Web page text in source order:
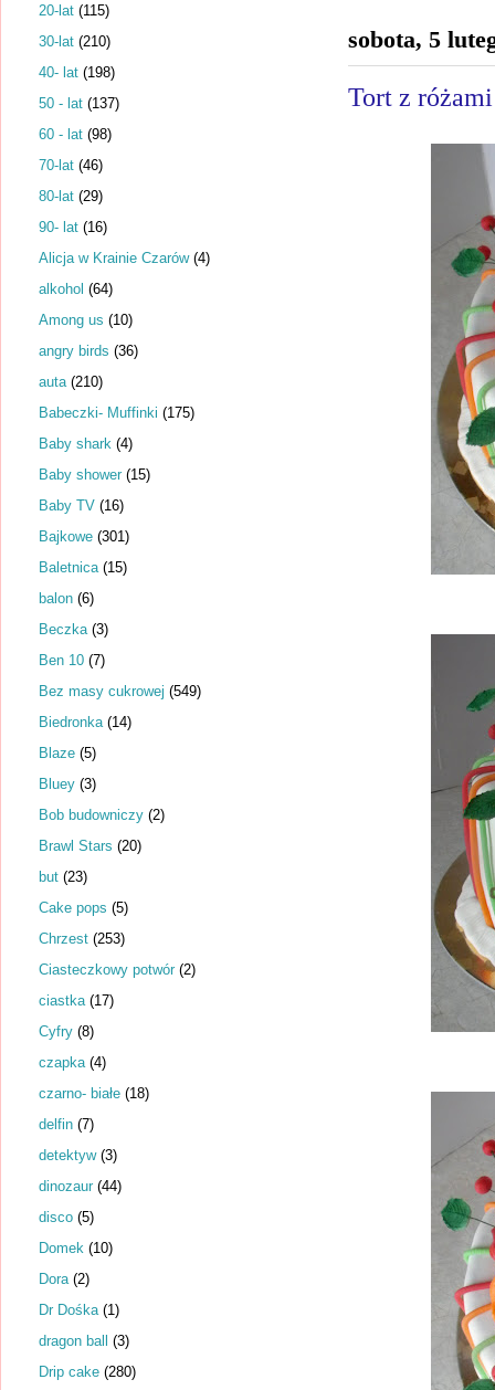
sobota, 5
Tort z
20-lat (115)
30-lat (210)
40- lat (198)
50 - lat (137)
60 - lat (98)
70-lat (46)
80-lat (29)
90- lat (16)
Alicja w Krainie Czarów (4)
alkohol (64)
Among us (10)
angry birds (36)
auta (210)
Babeczki- Muffinki (175)
Baby shark (4)
Baby shower (15)
Baby TV (16)
Bajkowe (301)
Baletnica (15)
balon (6)
Beczka (3)
Ben 10 (7)
Bez masy cukrowej (549)
Biedronka (14)
Blaze (5)
Bluey (3)
Bob budowniczy (2)
Brawl Stars (20)
but (23)
Cake pops (5)
Chrzest (253)
Ciasteczkowy potwór (2)
ciastka (17)
Cyfry (8)
czapka (4)
czarno- białe (18)
delfin (7)
detektyw (3)
dinozaur (44)
disco (5)
Domek (10)
Dora (2)
Dr Dośka (1)
dragon ball (3)
Drip cake (280)